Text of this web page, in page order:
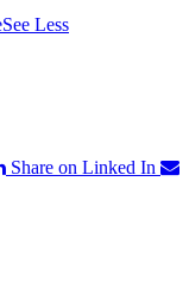
See Less
Share on Linked In